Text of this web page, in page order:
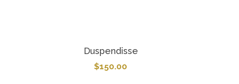
Duspendisse
$150.00